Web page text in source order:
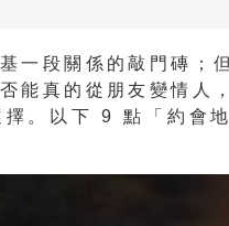
一段關係的敲門磚；
能真的從朋友變情人
。以下 9 點「約會